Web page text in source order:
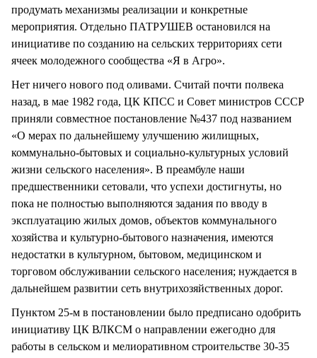
продумать механизмы реализации и конкретные
мероприятия. Отдельно ПАТРУШЕВ остановился на
инициативе по созданию на сельских территориях сети
ячеек молодежного сообщества «Я в Агро».
Нет ничего нового под оливами. Считай почти полвека
назад, в мае 1982 года, ЦК КПСС и Совет министров СССР
приняли совместное постановление №437 под названием
«О мерах по дальнейшему улучшению жилищных,
коммунально-бытовых и социально-культурных условий
жизни сельского населения». В преамбуле наши
предшественники сетовали, что успехи достигнуты, но
пока не полностью выполняются задания по вводу в
эксплуатацию жилых домов, объектов коммунального
хозяйства и культурно-бытового назначения, имеются
недостатки в культурном, бытовом, медицинском и
торговом обслуживании сельского населения; нуждается в
дальнейшем развитии сеть внутрихозяйственных дорог.
Пунктом 25-м в постановлении было предписано одобрить
инициативу ЦК ВЛКСМ о направлении ежегодно для
работы в сельском и мелиоративном строительстве 30-35